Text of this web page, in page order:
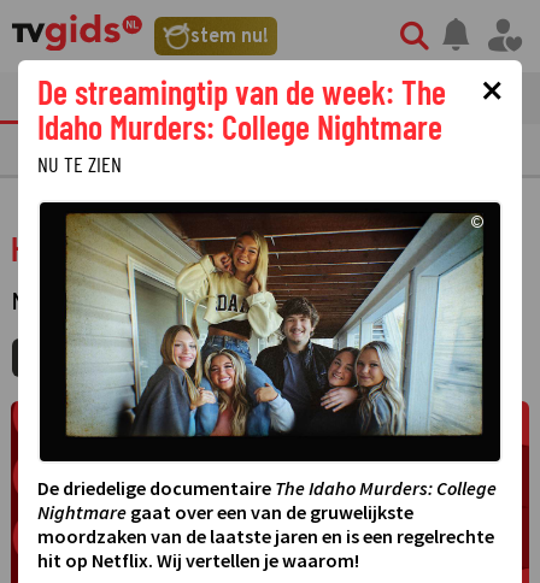
stem nu!
tvgids streaming nieuws
PRIMETIME GEMIST
Het grote songfestivalfeest
MUZIEK ·
MIJNGIDS AGENDA DELEN
×
De streamingtip van de week: The
Idaho Murders: College Nightmare
NU TE ZIEN
©
De driedelige documentaire The Idaho Murders: College
Nightmare gaat over een van de gruwelijkste
moordzaken van de laatste jaren en is een regelrechte
hit op Netflix. Wij vertellen je waarom!